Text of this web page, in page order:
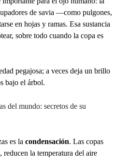
de savia —como pulgones,
en hojas y ramas. Esa sustancia
sobre todo cuando la copa es
pegajosa; a veces deja un brillo
bajo el árbol.
del mundo: secretos de su
es la condensación. Las copas
reducen la temperatura del aire